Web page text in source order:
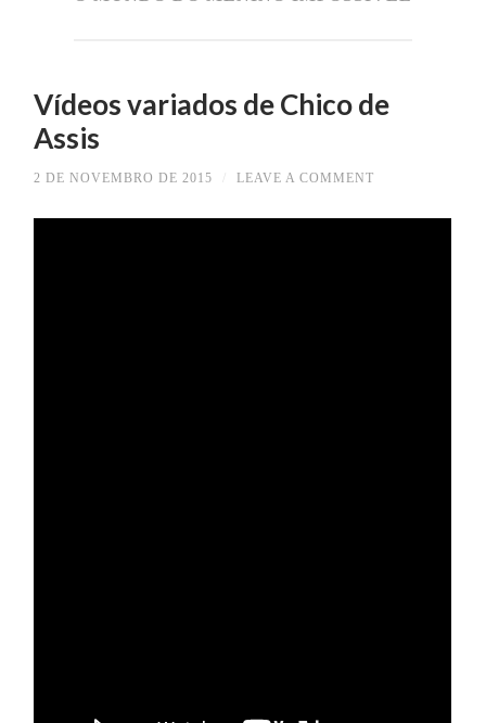
Vídeos variados de Chico de
Assis
2 DE NOVEMBRO DE 2015 LEAVE A COMMENT